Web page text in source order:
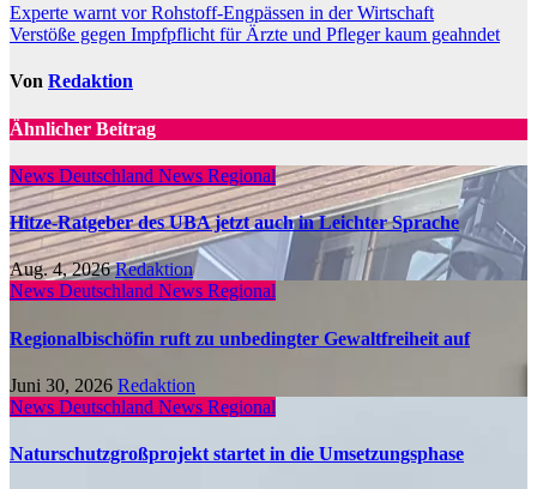
Beitragsnavigation
Experte warnt vor Rohstoff-Engpässen in der Wirtschaft
Verstöße gegen Impfpflicht für Ärzte und Pfleger kaum geahndet
Von Redaktion
Ähnlicher Beitrag
News Deutschland News Regional
Hitze-Ratgeber des UBA jetzt auch in Leichter Sprache
Aug. 4, 2026Redaktion
News Deutschland News Regional
Regionalbischöfin ruft zu unbedingter Gewaltfreiheit auf
Juni 30, 2026 Redaktion
News Deutschland News Regional
Naturschutzgroßprojekt startet in die Umsetzungsphase